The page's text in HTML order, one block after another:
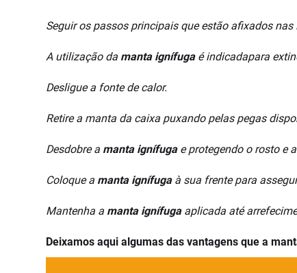
Seguir os passos principais que estão afixados nas
A utilização da manta ignífugaé indicadapara
Desligue a fonte de calor.
Retire a manta da caixa puxando pelas pegas
Desdobre a manta ignífugae protegendo o rosto e
Coloque a manta ignífugaà sua frente para
Mantenha a manta ignífugaaplicada até
Deixamos aqui algumas das vantagens que a